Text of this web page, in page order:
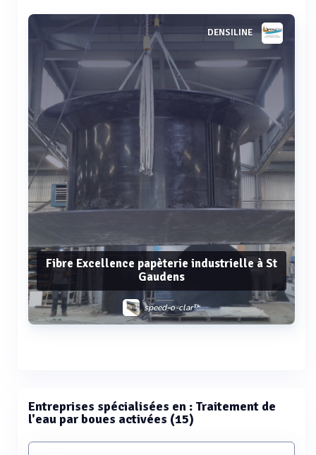
Voir plus DENSILINE
Fibre Excellence papèterie industrielle à St
Gaudens
speed-o-clar™
Entreprises spécialisées en : Traitement de
l'eau par boues activées (15)